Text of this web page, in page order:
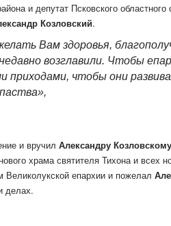
и депутат Псковского областного
Козловский.
Вам здоровья,
возглавили. Чтобы
приходами, чтобы они
и вручил Александру Козловскому
храма святителя Тихона и всех
епархии и пожелал
делах.